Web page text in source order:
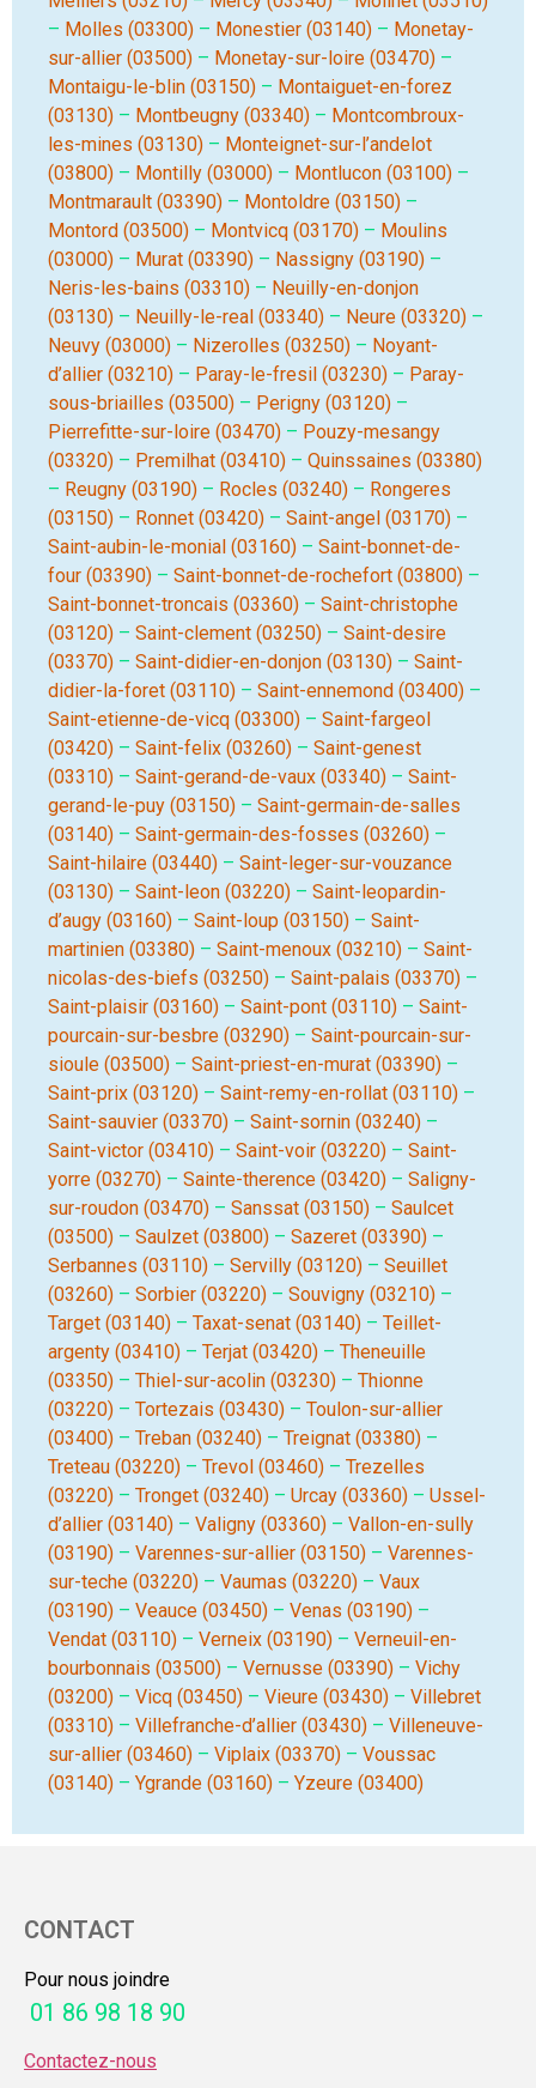
– Molles (03300) – Monestier (03140) – Monetay-
sur-allier (03500) – Monetay-sur-loire (03470) –
Montaigu-le-blin (03150) – Montaiguet-en-forez
(03130) – Montbeugny (03340) – Montcombroux-
les-mines (03130) – Monteignet-sur-l’andelot
(03800) – Montilly (03000) – Montlucon (03100) –
Montmarault (03390) – Montoldre (03150) –
Montord (03500) – Montvicq (03170) – Moulins
(03000) – Murat (03390) – Nassigny (03190) –
Neris-les-bains (03310) – Neuilly-en-donjon
(03130) – Neuilly-le-real (03340) – Neure (03320) –
Neuvy (03000) – Nizerolles (03250) – Noyant-
d’allier (03210) – Paray-le-fresil (03230) – Paray-
sous-briailles (03500) – Perigny (03120) –
Pierrefitte-sur-loire (03470) – Pouzy-mesangy
(03320) – Premilhat (03410) – Quinssaines (03380)
– Reugny (03190) – Rocles (03240) – Rongeres
(03150) – Ronnet (03420) – Saint-angel (03170) –
Saint-aubin-le-monial (03160) – Saint-bonnet-de-
four (03390) – Saint-bonnet-de-rochefort (03800) –
Saint-bonnet-troncais (03360) – Saint-christophe
(03120) – Saint-clement (03250) – Saint-desire
(03370) – Saint-didier-en-donjon (03130) – Saint-
didier-la-foret (03110) – Saint-ennemond (03400) –
Saint-etienne-de-vicq (03300) – Saint-fargeol
(03420) – Saint-felix (03260) – Saint-genest
(03310) – Saint-gerand-de-vaux (03340) – Saint-
gerand-le-puy (03150) – Saint-germain-de-salles
(03140) – Saint-germain-des-fosses (03260) –
Saint-hilaire (03440) – Saint-leger-sur-vouzance
(03130) – Saint-leon (03220) – Saint-leopardin-
d’augy (03160) – Saint-loup (03150) – Saint-
martinien (03380) – Saint-menoux (03210) – Saint-
nicolas-des-biefs (03250) – Saint-palais (03370) –
Saint-plaisir (03160) – Saint-pont (03110) – Saint-
pourcain-sur-besbre (03290) – Saint-pourcain-sur-
sioule (03500) – Saint-priest-en-murat (03390) –
Saint-prix (03120) – Saint-remy-en-rollat (03110) –
Saint-sauvier (03370) – Saint-sornin (03240) –
Saint-victor (03410) – Saint-voir (03220) – Saint-
yorre (03270) – Sainte-therence (03420) – Saligny-
sur-roudon (03470) – Sanssat (03150) – Saulcet
(03500) – Saulzet (03800) – Sazeret (03390) –
Serbannes (03110) – Servilly (03120) – Seuillet
(03260) – Sorbier (03220) – Souvigny (03210) –
Target (03140) – Taxat-senat (03140) – Teillet-
argenty (03410) – Terjat (03420) – Theneuille
(03350) – Thiel-sur-acolin (03230) – Thionne
(03220) – Tortezais (03430) – Toulon-sur-allier
(03400) – Treban (03240) – Treignat (03380) –
Treteau (03220) – Trevol (03460) – Trezelles
(03220) – Tronget (03240) – Urcay (03360) – Ussel-
d’allier (03140) – Valigny (03360) – Vallon-en-sully
(03190) – Varennes-sur-allier (03150) – Varennes-
sur-teche (03220) – Vaumas (03220) – Vaux
(03190) – Veauce (03450) – Venas (03190) –
Vendat (03110) – Verneix (03190) – Verneuil-en-
bourbonnais (03500) – Vernusse (03390) – Vichy
(03200) – Vicq (03450) – Vieure (03430) – Villebret
(03310) – Villefranche-d’allier (03430) – Villeneuve-
sur-allier (03460) – Viplaix (03370) – Voussac
(03140) – Ygrande (03160) – Yzeure (03400)
CONTACT
Pour nous joindre
01 86 98 18 90
Contactez-nous